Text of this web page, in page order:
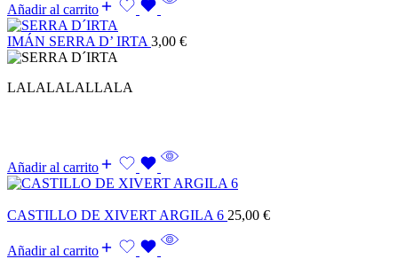
Añadir al carrito
IMÁN SERRA D’ IRTA 3,00 €
LALALALALLALA
Añadir al carrito
CASTILLO DE XIVERT ARGILA 6 25,00 €
Añadir al carrito